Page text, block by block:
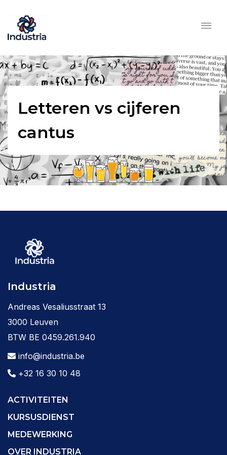
Letteren vs cijferen
cantus
Industria
Andreas Vesaliusstraat 13
3000 Leuven
BTW BE 0459.261.940
info@industria.be
+32 16 30 10 48
ACTIVITEITEN
KURSUSDIENST
MEDEWERKING
OVER INDUSTRIA